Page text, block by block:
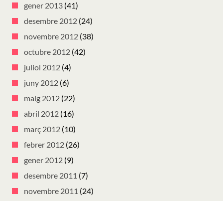
gener 2013 (41)
desembre 2012 (24)
novembre 2012 (38)
octubre 2012 (42)
juliol 2012 (4)
juny 2012 (6)
maig 2012 (22)
abril 2012 (16)
març 2012 (10)
febrer 2012 (26)
gener 2012 (9)
desembre 2011 (7)
novembre 2011 (24)